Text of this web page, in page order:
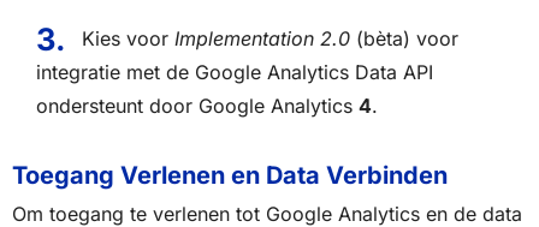
Kies voor Implementation 2.0(bèta) voor
integratie met de Google Analytics Data API
ondersteunt door Google Analytics 4.
Toegang Verlenen en Data Verbinden
Om toegang te verlenen tot Google Analytics en de data